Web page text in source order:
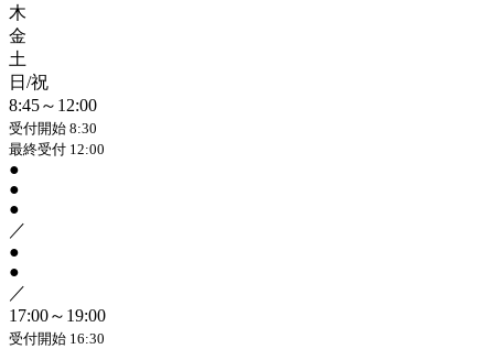
木
金
土
日/祝
8:45～12:00
受付開始 8:30
最終受付 12:00
●
●
●
／
●
●
／
17:00～19:00
受付開始 16:30